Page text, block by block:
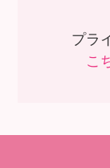
プラ
こ